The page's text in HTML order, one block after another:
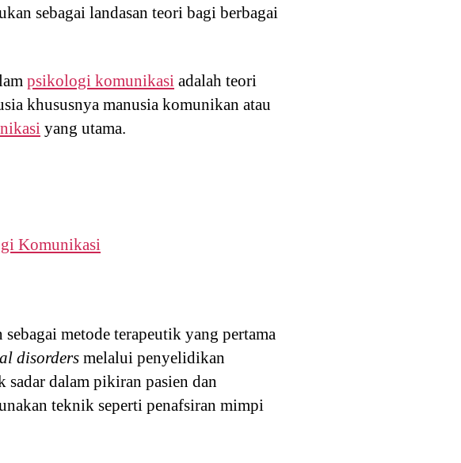
sebagai landasan teori bagi berbagai
psikologi komunikasi adalah teori
khususnya manusia komunikan atau
yang utama.
Komunikasi
metode terapeutik yang pertama
disorders melalui penyelidikan
sadar dalam pikiran pasien dan
teknik seperti penafsiran mimpi